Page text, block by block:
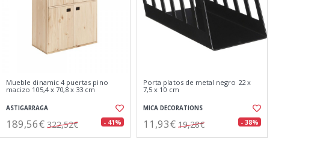
Mueble dinamic 4 puertas pino
macizo 105,4 x 70,8 x 33 cm
ASTIGARRAGA
189,56€ 322,52€ - 41%
Porta platos de metal negro 22 x
7,5 x 10 cm
MICA DECORATIONS
11,93€ 19,28€ - 38%